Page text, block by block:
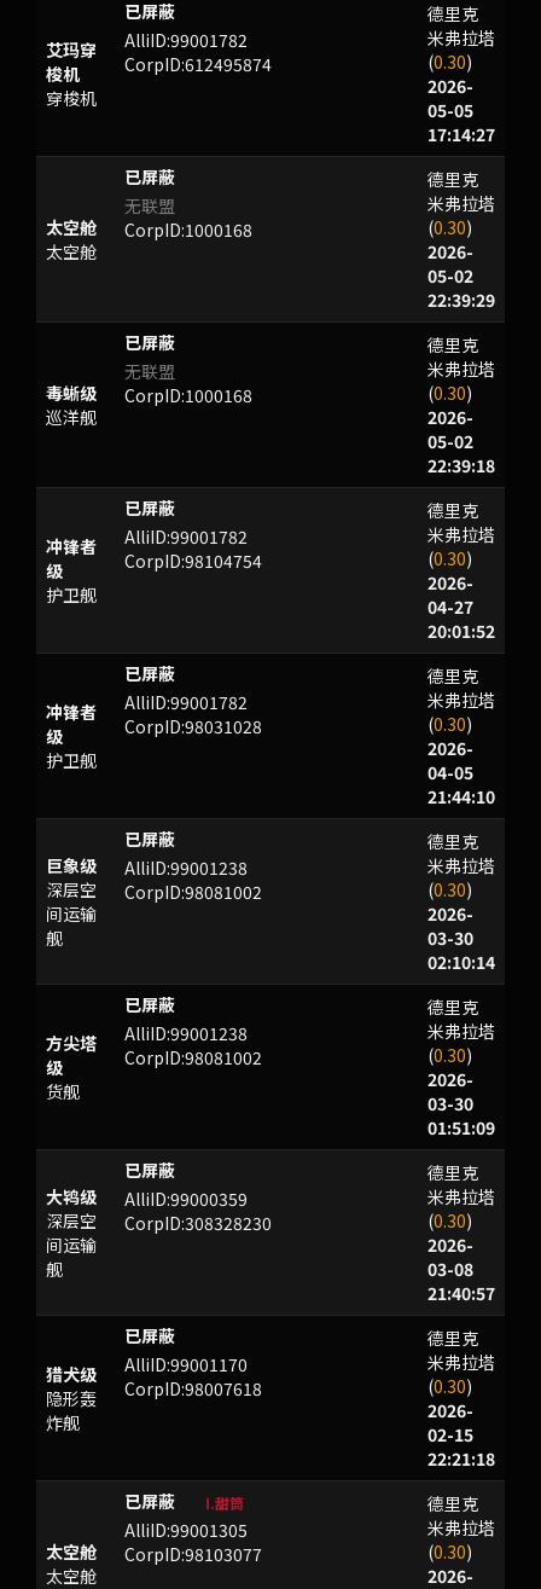
艾玛穿
梭机
穿梭机
r:/(Yx-Fbk
AlliID:99001782
CorpID:612495874
德里克
米弗拉塔
(0.30)
2026-
05-05
17:14:27
太空舱
太空舱
WNXB
无联盟
CorpID:1000168
德里克
米弗拉塔
(0.30)
2026-
05-02
22:39:29
毒蜥级
巡洋舰
WNXB
无联盟
CorpID:1000168
德里克
米弗拉塔
(0.30)
2026-
05-02
22:39:18
冲锋者
级
护卫舰
XXOMNWW
AlliID:99001782
CorpID:98104754
德里克
米弗拉塔
(0.30)
2026-
04-27
20:01:52
冲锋者
级
护卫舰
IAYRU
AlliID:99001782
CorpID:98031028
德里克
米弗拉塔
(0.30)
2026-
04-05
21:44:10
巨象级
深层空
间运输
舰
MIN
AlliID:99001238
CorpID:98081002
德里克
米弗拉塔
(0.30)
2026-
03-30
02:10:14
方尖塔
级
货舰
MIN
AlliID:99001238
CorpID:98081002
德里克
米弗拉塔
(0.30)
2026-
03-30
01:51:09
大鸨级
深层空
间运输
舰
EI
AlliID:99000359
CorpID:308328230
德里克
米弗拉塔
(0.30)
2026-
03-08
21:40:57
猎犬级
隐形轰
炸舰
ZCOT
AlliID:99001170
CorpID:98007618
德里克
米弗拉塔
(0.30)
2026-
02-15
22:21:18
太空舱
太空舱
HAYFH Ⅰ.甜筒
AlliID:99001305
CorpID:98103077
德里克
米弗拉塔
(0.30)
2026-